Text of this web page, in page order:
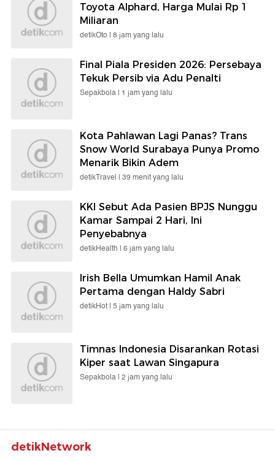
Toyota Alphard, Harga Mulai Rp 1
Miliaran
detikOto | 8 jam yang lalu
Final Piala Presiden 2026: Persebaya
Tekuk Persib via Adu Penalti
Sepakbola | 1 jam yang lalu
Kota Pahlawan Lagi Panas? Trans
Snow World Surabaya Punya Promo
Menarik Bikin Adem
detikTravel | 39 menit yang lalu
KKI Sebut Ada Pasien BPJS Nunggu
Kamar Sampai 2 Hari, Ini
Penyebabnya
detikHealth | 6 jam yang lalu
Irish Bella Umumkan Hamil Anak
Pertama dengan Haldy Sabri
detikHot | 5 jam yang lalu
Timnas Indonesia Disarankan Rotasi
Kiper saat Lawan Singapura
Sepakbola | 2 jam yang lalu
detikNetwork